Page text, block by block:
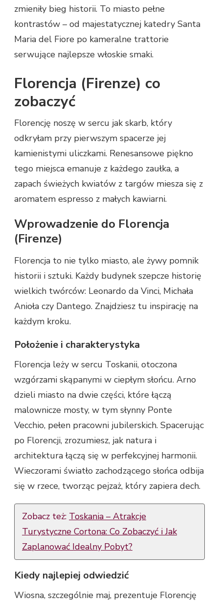
zmieniły bieg historii. To miasto pełne
kontrastów – od majestatycznej katedry Santa
Maria del Fiore po kameralne trattorie
serwujące najlepsze włoskie smaki.
Florencja (Firenze) co
zobaczyć
Florencję noszę w sercu jak skarb, który
odkryłam przy pierwszym spacerze jej
kamienistymi uliczkami. Renesansowe piękno
tego miejsca emanuje z każdego zaułka, a
zapach świeżych kwiatów z targów miesza się z
aromatem espresso z małych kawiarni.
Wprowadzenie do Florencja
(Firenze)
Florencja to nie tylko miasto, ale żywy pomnik
historii i sztuki. Każdy budynek szepcze historię
wielkich twórców: Leonardo da Vinci, Michała
Anioła czy Dantego. Znajdziesz tu inspirację na
każdym kroku.
Położenie i charakterystyka
Florencja leży w sercu Toskanii, otoczona
wzgórzami skąpanymi w ciepłym słońcu. Arno
dzieli miasto na dwie części, które łączą
malownicze mosty, w tym słynny Ponte
Vecchio, pełen pracowni jubilerskich. Spacerując
po Florencji, zrozumiesz, jak natura i
architektura łączą się w perfekcyjnej harmonii.
Wieczorami światło zachodzącego słońca odbija
się w rzece, tworząc pejzaż, który zapiera dech.
Zobacz też: Toskania – Atrakcje
Turystyczne Cortona: Co Zobaczyć i Jak
Zaplanować Idealny Pobyt?
Kiedy najlepiej odwiedzić
Wiosna, szczególnie maj, prezentuje Florencję